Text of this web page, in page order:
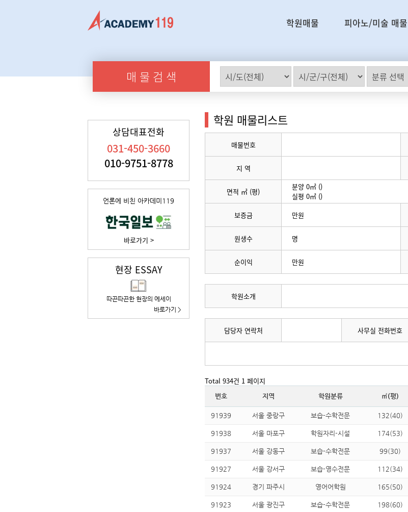
학원매물 피아노/미술 매물
매 물 검 색
상담대표전화
031-450-3660
010-9751-8778
언론에 비친 아카데미119
바로가기 >
현장 ESSAY
따끈따끈한 현장의 에세이
바로가기 >
학원 매물리스트
매물번호
지 역
면적 ㎡ (평)
분양 0㎡ ()
실평 0㎡ ()
보증금
만원
원생수 명
순이익 만원
학원소개
담당자 연락처 사무실 전화번호
Total 934건 1 페이지
번호 지역 학원분류 ㎡(평)
91939 서울 중랑구 보습-수학전문 132(40)
91938 서울 마포구 학원자리-시설 174(53)
91937 서울 강동구 보습-수학전문 99(30)
91927 서울 강서구 보습-영수전문 112(34)
91924 경기 파주시 영어어학원 165(50)
91923 서울 광진구 보습-수학전문 198(60)